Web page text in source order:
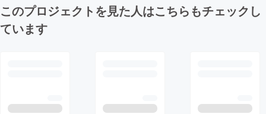
このプロジェクトを見た人はこちらもチェックし
ています